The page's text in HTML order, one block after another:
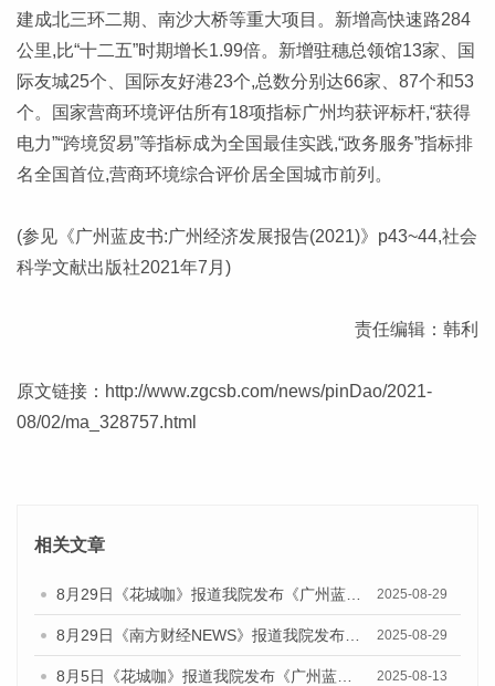
建成北三环二期、南沙大桥等重大项目。新增高快速路284
公里,比“十二五”时期增长1.99倍。新增驻穗总领馆13家、国
际友城25个、国际友好港23个,总数分别达66家、87个和53
个。国家营商环境评估所有18项指标广州均获评标杆,“获得
电力”“跨境贸易”等指标成为全国最佳实践,“政务服务”指标排
名全国首位,营商环境综合评价居全国城市前列。
(参见《广州蓝皮书:广州经济发展报告(2021)》p43~44,社会
科学文献出版社2021年7月)
责任编辑：韩利
原文链接： http://www.zgcsb.com/news/pinDao/2021-
08/02/ma_328757.html
相关文章
8月29日《花城咖》报道我院发布《广州蓝皮书：广州国际商贸中心发展报告（2025）》的视频采访 2025-08-29
8月29日《南方财经NEWS》报道我院发布《广州蓝皮书：广州国际商贸中心发展报告（2025）》的视频采访 2025-08-29
8月5日《花城咖》报道我院发布《广州蓝皮书：广州城乡融合发展报告（2025）》的视频采访 2025-08-13